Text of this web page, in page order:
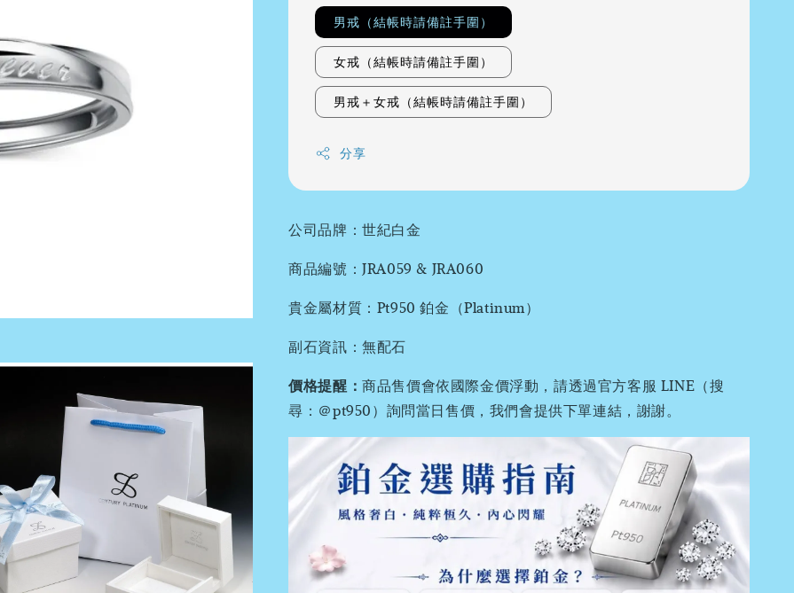
男戒（結帳時請備註手圍）
女戒（結帳時請備註手圍）
男戒＋女戒（結帳時請備註手圍）
分享
公司品牌：世紀白金
商品編號：JRA059 & JRA060
貴金屬材質：Pt950 鉑金（Platinum）
副石資訊：無配石
價格提醒：商品售價會依國際金價浮動，請透過官方客服 LINE（搜
尋：＠pt950）詢問當日售價，我們會提供下單連結，謝謝。